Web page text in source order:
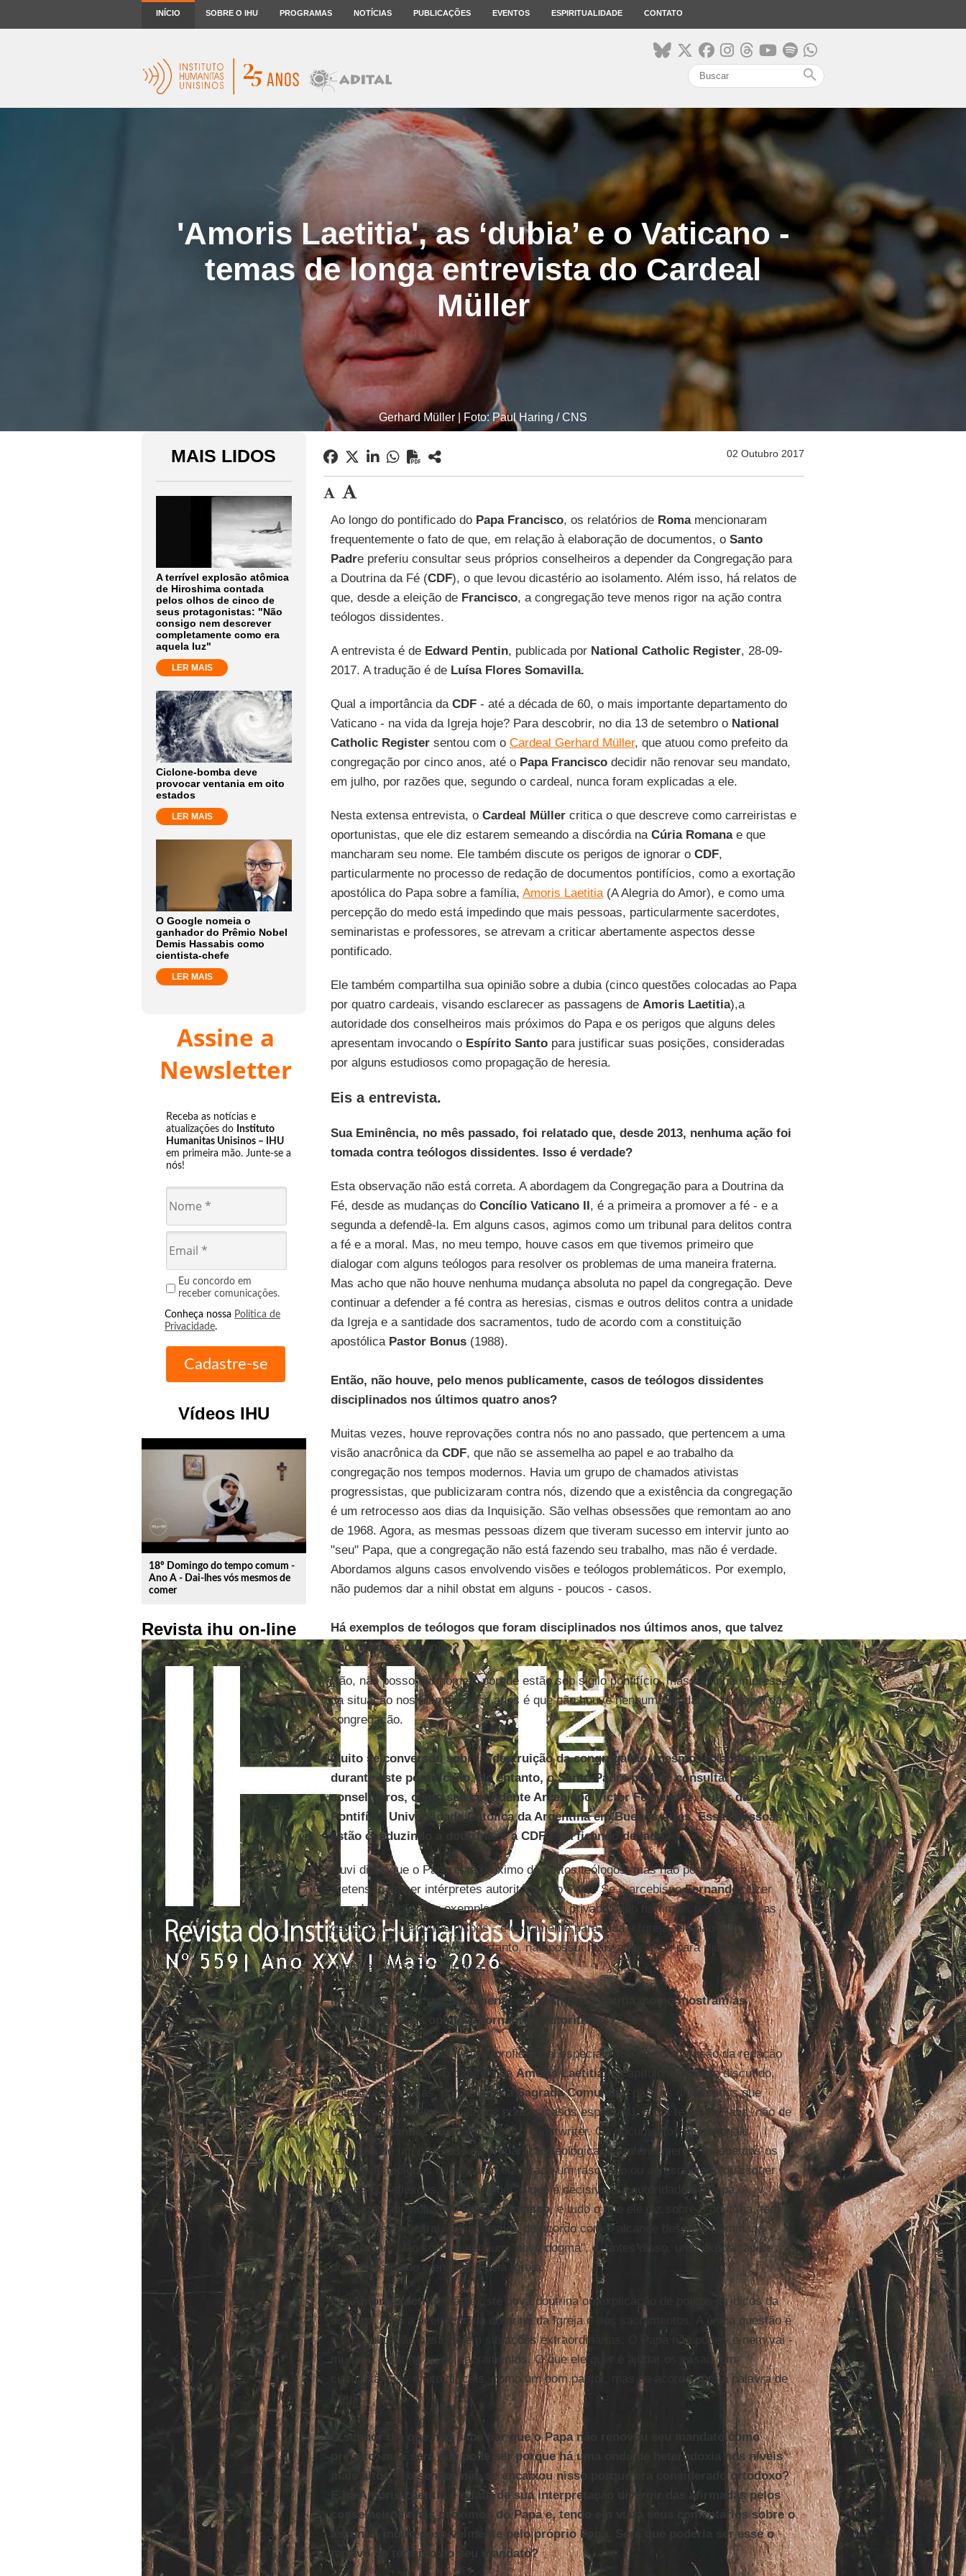
INÍCIO SOBRE O IHU PROGRAMAS NOTÍCIAS PUBLICAÇÕES EVENTOS ESPIRITUALIDADE CONTATO
search
'Amoris Laetitia', as ‘dubia’ e o Vaticano -
temas de longa entrevista do Cardeal
Müller
Gerhard Müller | Foto: Paul Haring / CNS
MAIS LIDOS
A terrível explosão atômica
de Hiroshima contada
pelos olhos de cinco de
seus protagonistas: "Não
consigo nem descrever
completamente como era
aquela luz"
LER MAIS
Ciclone-bomba deve
provocar ventania em oito
estados
LER MAIS
O Google nomeia o
ganhador do Prêmio Nobel
Demis Hassabis como
cientista-chefe
LER MAIS
Assine a
Newsletter
Receba as notícias e
atualizações do Instituto
Humanitas Unisinos – IHU
em primeira mão. Junte-se a
nós!
Eu concordo em
receber comunicações.
Conheça nossa Política de
Privacidade.
Vídeos IHU
play_circle_outline
18º Domingo do tempo comum -
Ano A - Dai-lhes vós mesmos de
comer
Revista ihu on-line
02 Outubro 2017
Ao longo do pontificado do Papa Francisco, os relatórios de Romamencionaram
frequentemente o fato de que, em relação à elaboração de documentos, o Santo
Padre preferiu consultar seus próprios conselheiros a depender da Congregação para
a Doutrina da Fé (CDF), o que levou dicastério ao isolamento. Além isso, há relatos de
que, desde a eleição de Francisco, a congregação teve menos rigor na ação contra
teólogos dissidentes.
A entrevista é de Edward Pentin, publicada por National Catholic Register, 28-09-
2017. A tradução é de Luísa Flores Somavilla.
Qual a importância da CDF- até a década de 60, o mais importante departamento do
Vaticano - na vida da Igreja hoje? Para descobrir, no dia 13 de setembro o National
Catholic Registersentou com o Cardeal Gerhard Müller, que atuou como prefeito da
congregação por cinco anos, até o Papa Franciscodecidir não renovar seu mandato,
em julho, por razões que, segundo o cardeal, nunca foram explicadas a ele.
Nesta extensa entrevista, o Cardeal Müllercritica o que descreve como carreiristas e
oportunistas, que ele diz estarem semeando a discórdia na Cúria Romanae que
mancharam seu nome. Ele também discute os perigos de ignorar o CDF,
particularmente no processo de redação de documentos pontifícios, como a exortação
apostólica do Papa sobre a família, Amoris Laetitia(A Alegria do Amor), e como uma
percepção do medo está impedindo que mais pessoas, particularmente sacerdotes,
seminaristas e professores, se atrevam a criticar abertamente aspectos desse
pontificado.
Ele também compartilha sua opinião sobre a dubia (cinco questões colocadas ao Papa
por quatro cardeais, visando esclarecer as passagens de Amoris Laetitia),a
autoridade dos conselheiros mais próximos do Papa e os perigos que alguns deles
apresentam invocando o Espírito Santopara justificar suas posições, consideradas
por alguns estudiosos como propagação de heresia.
Eis a entrevista.
Sua Eminência, no mês passado, foi relatado que, desde 2013, nenhuma ação foi
tomada contra teólogos dissidentes. Isso é verdade?
Esta observação não está correta. A abordagem da Congregação para a Doutrina da
Fé, desde as mudanças do Concílio Vaticano II, é a primeira a promover a fé - e a
segunda a defendê-la. Em alguns casos, agimos como um tribunal para delitos contra
a fé e a moral. Mas, no meu tempo, houve casos em que tivemos primeiro que
dialogar com alguns teólogos para resolver os problemas de uma maneira fraterna.
Mas acho que não houve nenhuma mudança absoluta no papel da congregação. Deve
continuar a defender a fé contra as heresias, cismas e outros delitos contra a unidade
da Igreja e a santidade dos sacramentos, tudo de acordo com a constituição
apostólica Pastor Bonus(1988).
Então, não houve, pelo menos publicamente, casos de teólogos dissidentes
disciplinados nos últimos quatro anos?
Muitas vezes, houve reprovações contra nós no ano passado, que pertencem a uma
visão anacrônica da CDF, que não se assemelha ao papel e ao trabalho da
congregação nos tempos modernos. Havia um grupo de chamados ativistas
progressistas, que publicizaram contra nós, dizendo que a existência da congregação
é um retrocesso aos dias da Inquisição. São velhas obsessões que remontam ao ano
de 1968. Agora, as mesmas pessoas dizem que tiveram sucesso em intervir junto ao
"seu" Papa, que a congregação não está fazendo seu trabalho, mas não é verdade.
Abordamos alguns casos envolvendo visões e teólogos problemáticos. Por exemplo,
não pudemos dar a nihil obstat em alguns - poucos - casos.
Há exemplos de teólogos que foram disciplinados nos últimos anos, que talvez
não ficamos sabendo?
Não, não posso dar nomes, porque estão sob sigilo pontifício, mas a minha impressão
da situação nos últimos cinco anos é que não houve nenhuma mudança no papel da
congregação.
Muito se conversou sobre a destruição da congregação, mesmo isoladamente,
durante este pontificado. No entanto, o Santo Padre prefere consultar seus
conselheiros, como seu confidente Arcebispo Victor Fernandez, reitor da
Pontifícia Universidade Católica da Argentina em Buenos Aires. Essas pessoas
estão conduzindo a doutrina, e a CDF está ficando de lado?
Ouvi dizer que o Papa está próximo de certos teólogos, mas não podem ter a
pretensão de ser intérpretes autoritários do Papa. Se o arcebispoFernandezfizer
uma declaração, por exemplo, é apenas em privado. Não tem mais peso do que as
declarações de outros bispos - e certamente para toda a Igreja, ele não tem
autoridade magisterial - e, portanto, não possui mais autoridade para mim do que
qualquer outra voz teológica.
Mas ao escrever um documento comoAmoris Laetitia, como mostram as
evidências, suas opiniões tornam-se autoritárias?
Não sei se ele foi ghostwriter [profissional especializado na colaboração da redação
de um texto] do oitavo capítulo deAmoris Laetitia[o capítulo altamente discutido,
entre outras coisas, por permitir aSagrada Comunhãopara os divorciados que
casaram novamente em alguns poucos casos especiais]. É um texto do Papa, não de
Victor Fernandezou qualquer outro ghostwriter. Os documentos magisteriais
resultam de um processo de preparação teológica, e, anteriormente, recebemos os
nomes de teólogos que haviam elaborado um rascunho ou acrescentado quaisquer
pontos ou reflexões. Mas, no final, o que é decisivo é a autoridade do Papa. A
exortação apostólica doPapa Francisco, e tudo o que ele diz sobre a doutrina, tem
autoridade magistral. É vinculativo, de acordo com o alcance dessa determinada
declaração. Não contém nenhum "novo dogma", é, antes disso, uma exposição de
dogma realizado e ensinado pela Igreja.
Em Amoris Laetitia, não existe nova doutrina ou explicação de pontos jurídicos da
doutrina, mas a aceitação da doutrina da Igreja e dos sacramentos. A única questão é
a sua aplicação pastoral em situações extraordinárias. O Papa não pode - e nem vai -
mudar a doutrina ou os sacramentos. O que ele quer é ajudar os casais em
circunstâncias muito difíceis, como um bom pastor, mas de acordo com a palavra de
Deus.
O senhor diz que não sabe por que o Papa não renovou seu mandato como
prefeito, mas será que pode ser porque há uma onda de heterodoxia nos níveis
mais altos, e o senhor não se encaixou nisso porque era considerado ortodoxo?
E há Amoris Laetitia e o fato de sua interpretação divergir das afirmadas pelos
conselheiros mais próximos do Papa e, tendo em vista seus comentários sobre o
assunto, muito possivelmente pelo próprio Papa. Será que poderia ser esse o
motivo do término do seu mandato?